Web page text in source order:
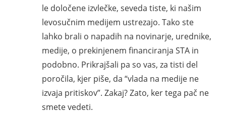
le določene izvlečke, seveda tiste, ki našim
levosučnim medijem ustrezajo. Tako ste
lahko brali o napadih na novinarje, urednike,
medije, o prekinjenem financiranja STA in
podobno. Prikrajšali pa so vas, za tisti del
poročila, kjer piše, da “vlada na medije ne
izvaja pritiskov”. Zakaj? Zato, ker tega pač ne
smete vedeti.